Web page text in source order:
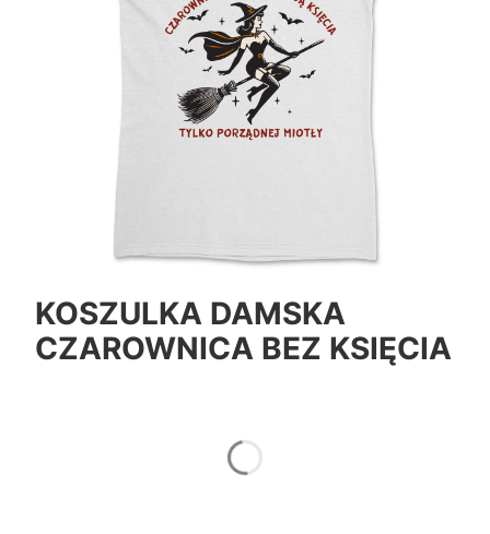
KOSZULKA DAMSKA
CZAROWNICA BEZ KSIĘCIA